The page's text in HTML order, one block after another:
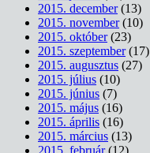
2015. december(13)
2015. november(10)
2015. október(23)
2015. szeptember(17)
2015. augusztus (27)
2015. július (10)
2015. június (7)
2015. május (16)
2015. április (16)
2015. március (13)
2015. február(12)